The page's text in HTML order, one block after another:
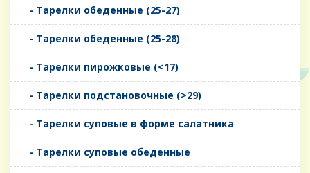
- Тарелки обеденные (25-27)
- Тарелки обеденные (25-28)
- Тарелки пирожковые (<17)
- Тарелки подстановочные (>29)
- Тарелки суповые в форме салатника
- Тарелки суповые обеденные